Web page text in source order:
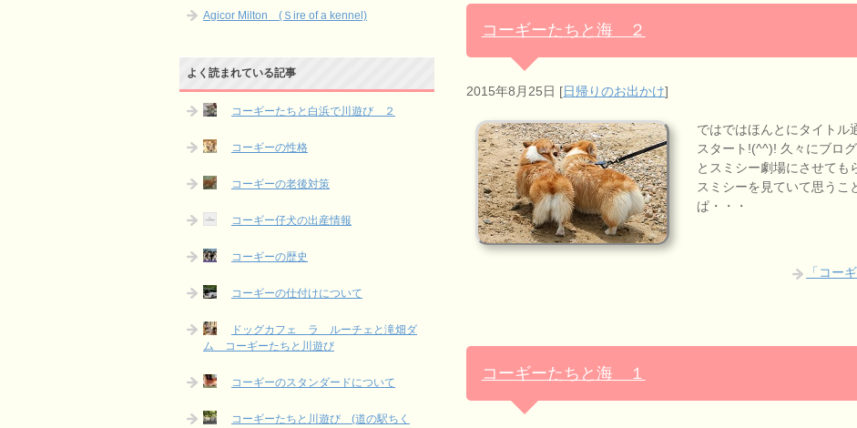
コーギーたちと海 ２
2015年8月25日 [日帰りのお出かけ]
ではではほんとにタイトル
スタート!(^^)! 久々にブロ
とスミシー劇場にさせても
スミシーを見ていて思うこ
ぱ・・・
「コー
コーギーたちと海 １
Agicor Milton (Ｓire of a kennel)
よく読まれている記事
コーギーたちと白浜で川遊び ２
コーギーの性格
コーギーの老後対策
コーギー仔犬の出産情報
コーギーの歴史
コーギーの仕付けについて
ドッグカフェ ラ ルーチェと滝畑ダ
ム コーギーたちと川遊び
コーギーのスタンダードについて
コーギーたちと川遊び (道の駅ちく